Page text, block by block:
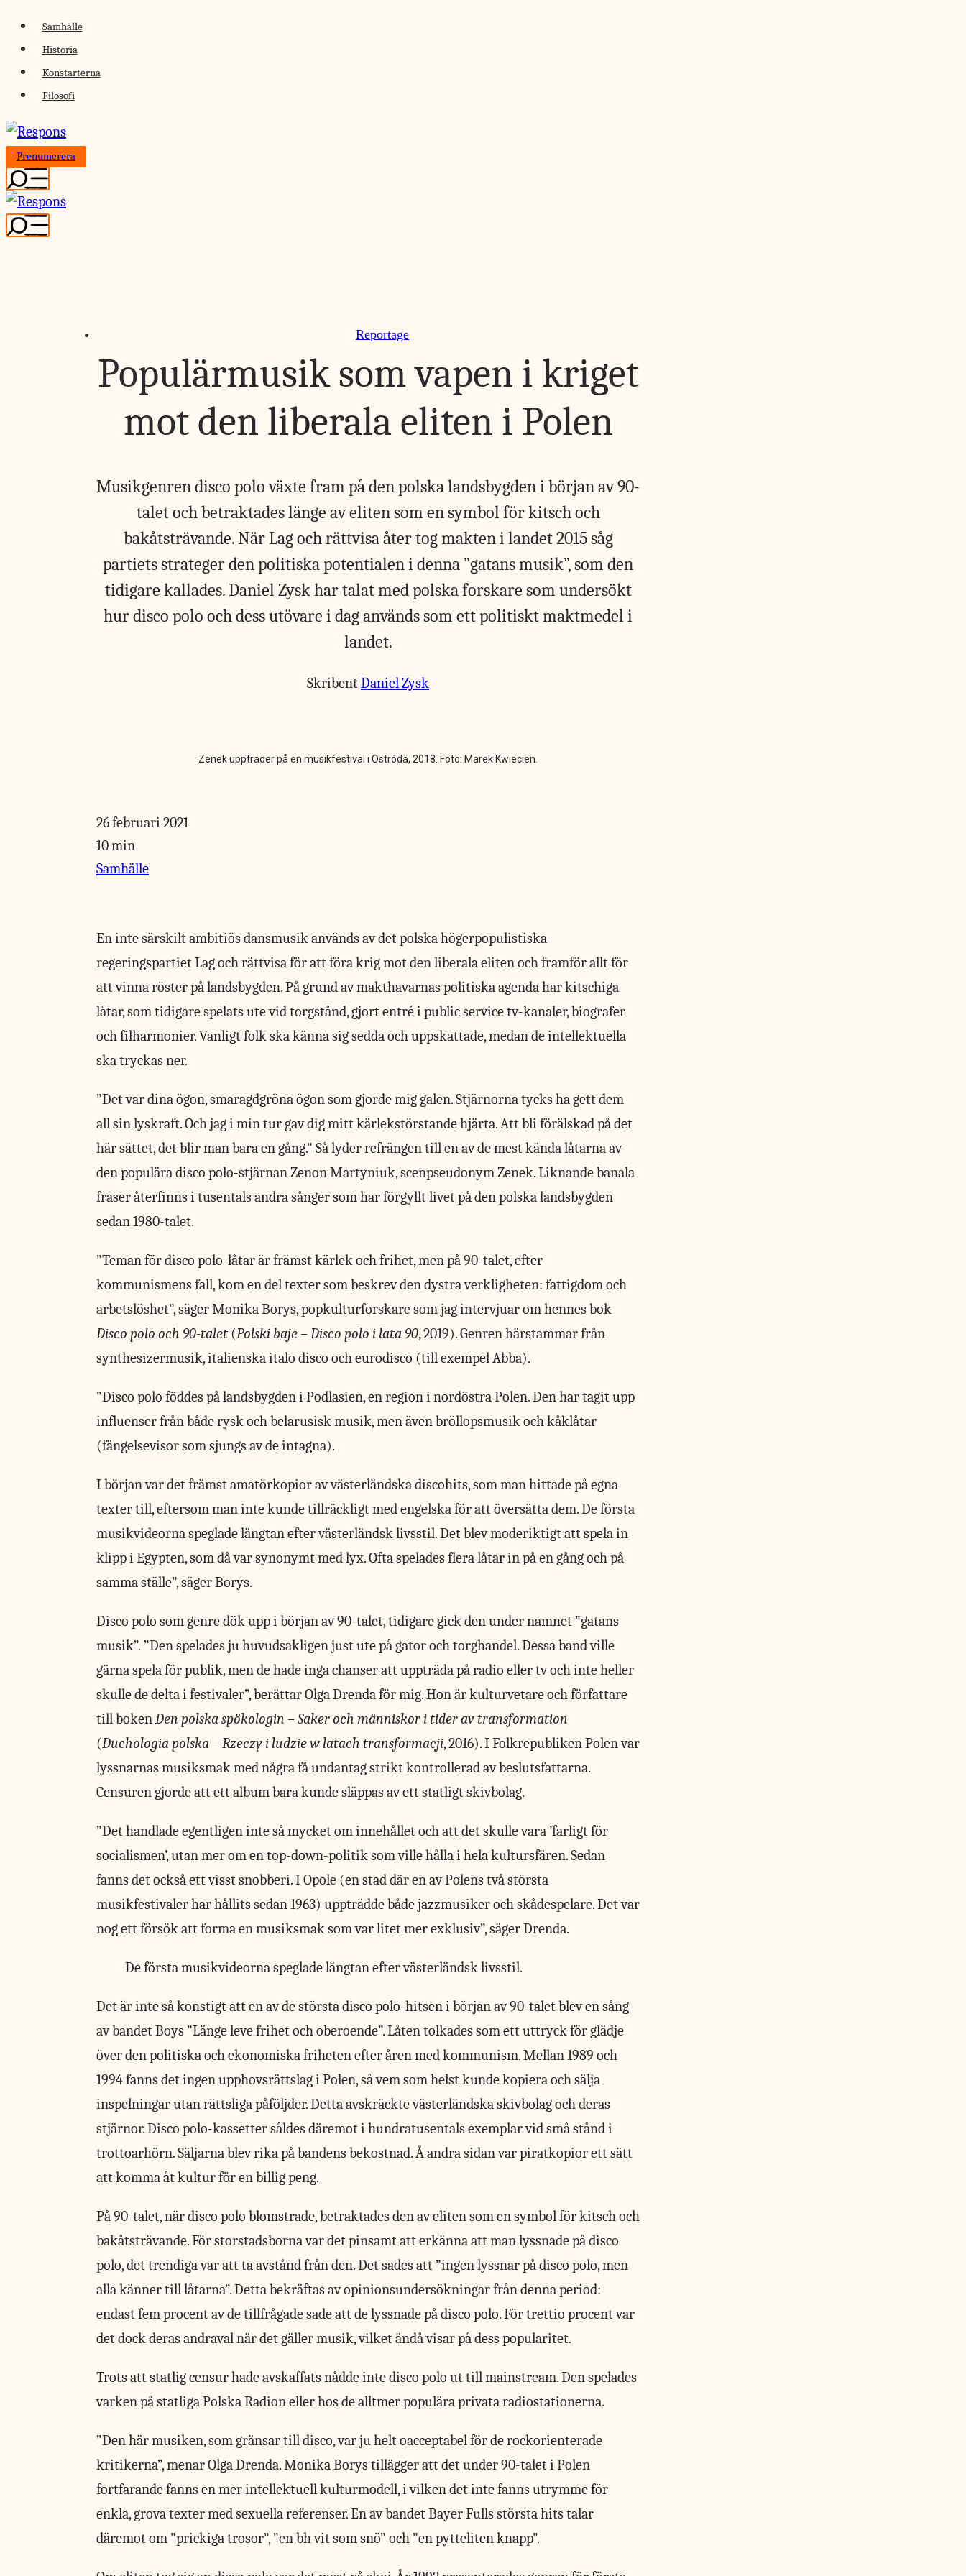
Skip
content
Samhälle
Historia
Konstarterna
Filosofi
Prenumerera
Reportage
Populärmusik som vapen i kriget
mot den liberala eliten i Polen
Musikgenren disco polo växte fram på den polska landsbygden i början av 90-
talet och betraktades länge av eliten som en symbol för kitsch och
bakåtsträvande. När Lag och rättvisa åter tog makten i landet 2015 såg
partiets strateger den politiska potentialen i denna ”gatans musik”, som den
tidigare kallades. Daniel Zysk har talat med polska forskare som undersökt
hur disco polo och dess utövare i dag används som ett politiskt maktmedel i
landet.
SkribentDaniel Zysk
Zenek uppträder på en musikfestival i Ostróda, 2018. Foto: Marek Kwiecien.
26 februari 2021
10 min
Samhälle
En inte särskilt ambitiösdansmusik används av det polska högerpopulistiska
regeringspartiet Lag och rättvisa för att föra krig mot den liberala eliten och framför allt för
att vinna röster på landsbygden. På grund av makthavarnas politiska agenda har kitschiga
låtar, som tidigare spelats ute vid torgstånd, gjort entré i public service tv-kanaler, biografer
och filharmonier. Vanligt folk ska känna sig sedda och uppskattade, medan de intellektuella
ska tryckas ner.
”Det var dina ögon, smaragdgröna ögon som gjorde mig galen. Stjärnorna tycks ha gett dem
all sin lyskraft. Och jag i min tur gav dig mitt kärlekstörstande hjärta. Att bli förälskad på det
här sättet, det blir man bara en gång.” Så lyder refrängen till en av de mest kända låtarna av
den populära disco polo-stjärnan Zenon Martyniuk, scenpseudonym Zenek. Liknande banala
fraser återfinns i tusentals andra sånger som har förgyllt livet på den polska landsbygden
sedan 1980-talet.
”Teman för disco polo-låtar är främst kärlek och frihet, men på 90-talet, efter
kommunismens fall, kom en del texter som beskrev den dystra verkligheten: fattigdom och
arbetslöshet”, säger Monika Borys, popkulturforskare som jag intervjuar om hennes bok
Disco polo och 90-talet (Polski baje – Disco polo i lata 90, 2019). Genren härstammar från
synthesizermusik, italienska italo disco och eurodisco (till exempel Abba).
”Disco polo föddes på landsbygden i Podlasien, en region i nordöstra Polen. Den har tagit upp
influenser från både rysk och belarusisk musik, men även bröllopsmusik och kåklåtar
(fängelsevisor som sjungs av de intagna).
I början var det främst amatörkopior av västerländska discohits, som man hittade på egna
texter till, eftersom man inte kunde tillräckligt med engelska för att översätta dem. De första
musikvideorna speglade längtan efter västerländsk livsstil. Det blev moderiktigt att spela in
klipp i Egypten, som då var synonymt med lyx. Ofta spelades flera låtar in på en gång och på
samma ställe”, säger Borys.
Disco polo som genre dök upp i början av 90-talet, tidigare gick den under namnet ”gatans
musik”. ”Den spelades ju huvudsakligen just ute på gator och torghandel. Dessa band ville
gärna spela för publik, men de hade inga chanser att uppträda på radio eller tv och inte heller
skulle de delta i festivaler”, berättar Olga Drenda för mig. Hon är kulturvetare och författare
till boken Den polska spökologin – Saker och människor i tider av transformation
(Duchologia polska – Rzeczy i ludzie w latach transformacji, 2016). I Folkrepubliken Polen var
lyssnarnas musiksmak med några få undantag strikt kontrollerad av beslutsfattarna.
Censuren gjorde att ett album bara kunde släppas av ett statligt skivbolag.
”Det handlade egentligen inte så mycket om innehållet och att det skulle vara ’farligt för
socialismen’, utan mer om en top-down-politik som ville hålla i hela kultursfären. Sedan
fanns det också ett visst snobberi. I Opole (en stad där en av Polens två största
musikfestivaler har hållits sedan 1963) uppträdde både jazzmusiker och skådespelare. Det var
nog ett försök att forma en musiksmak som var litet mer exklusiv”, säger Drenda.
De första musikvideorna speglade längtan efter västerländsk livsstil.
Det är inte så konstigtatt en av de största disco polo-hitsen i början av 90-talet blev en sång
av bandet Boys ”Länge leve frihet och oberoende”. Låten tolkades som ett uttryck för glädje
över den politiska och ekonomiska friheten efter åren med kommunism. Mellan 1989 och
1994 fanns det ingen upphovsrättslag i Polen, så vem som helst kunde kopiera och sälja
inspelningar utan rättsliga påföljder. Detta avskräckte västerländska skivbolag och deras
stjärnor. Disco polo-kassetter såldes däremot i hundratusentals exemplar vid små stånd i
trottoarhörn. Säljarna blev rika på bandens bekostnad. Å andra sidan var piratkopior ett sätt
att komma åt kultur för en billig peng.
På 90-talet, när disco polo blomstrade, betraktades den av eliten som en symbol för kitsch och
bakåtsträvande. För storstadsborna var det pinsamt att erkänna att man lyssnade på disco
polo, det trendiga var att ta avstånd från den. Det sades att ”ingen lyssnar på disco polo, men
alla känner till låtarna”. Detta bekräftas av opinionsundersökningar från denna period:
endast fem procent av de tillfrågade sade att de lyssnade på disco polo. För trettio procent var
det dock deras andraval när det gäller musik, vilket ändå visar på dess popularitet.
Trots att statlig censur hade avskaffats nådde inte disco polo ut till mainstream. Den spelades
varken på statliga Polska Radion eller hos de alltmer populära privata radiostationerna.
”Den här musiken, som gränsar till disco, var ju helt oacceptabel för de rockorienterade
kritikerna”, menar Olga Drenda. Monika Borys tillägger att det under 90-talet i Polen
fortfarande fanns en mer intellektuell kulturmodell, i vilken det inte fanns utrymme för
enkla, grova texter med sexuella referenser. En av bandet Bayer Fulls största hits talar
däremot om ”prickiga trosor”, ”en bh vit som snö” och ”en pytteliten knapp”.